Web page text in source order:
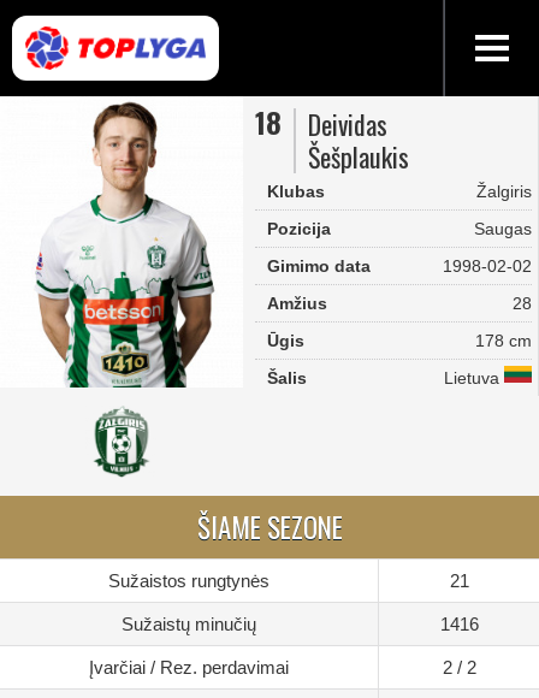
18
Deividas
Šešplaukis
Klubas
Žalgiris
Pozicija
Saugas
Gimimo data
1998-02-02
Amžius
28
Ūgis
178 cm
Šalis
Lietuva
ŠIAME SEZONE
Sužaistos rungtynės 21
Sužaistų minučių 1416
Įvarčiai / Rez. perdavimai 2 / 2